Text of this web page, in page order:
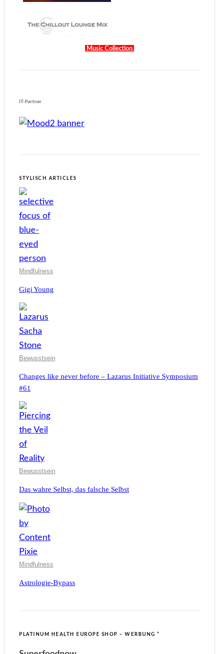
Music Collection
IT-Partner
STYLISCH ARTICLES
Mindfulness
Gigi Young
Bewusstsein
Changes like never before – Lazarus Initiative Symposium
#61
Bewusstsein
Das wahre Selbst, das falsche Selbst
Mindfulness
Astrologie-Bypass
PLATINUM HEALTH EUROPE SHOP – WERBUNG *